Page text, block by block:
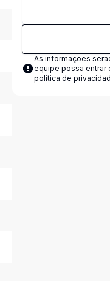
As informações
equipe possa entrar
política de